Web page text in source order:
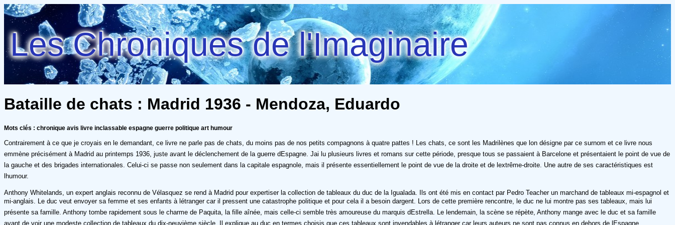
Les Chroniques de l'Imaginaire
Bataille de chats : Madrid 1936 - Mendoza, Eduardo
Mots clés : chronique avis livre inclassable espagne guerre politique art humour
Contrairement à ce que je croyais en le demandant, ce livre ne parle pas de chats, du moins pas de nos petits compagnons à quatre pattes ! Les chats, ce sont les Madrilènes que lon désigne par ce surnom et ce livre nous
emmène précisément à Madrid au printemps 1936, juste avant le déclenchement de la guerre dEspagne. Jai lu plusieurs livres et romans sur cette période, presque tous se passaient à Barcelone et présentaient le point de vue de
la gauche et des brigades internationales. Celui-ci se passe non seulement dans la capitale espagnole, mais il présente essentiellement le point de vue de la droite et de lextrême-droite. Une autre de ses caractéristiques est
lhumour.
Anthony Whitelands, un expert anglais reconnu de Vélasquez se rend à Madrid pour expertiser la collection de tableaux du duc de la Igualada. Ils ont été mis en contact par Pedro Teacher un marchand de tableaux mi-espagnol et
mi-anglais. Le duc veut envoyer sa femme et ses enfants à létranger car il pressent une catastrophe politique et pour cela il a besoin dargent. Lors de cette première rencontre, le duc ne lui montre pas ses tableaux, mais lui
présente sa famille. Anthony tombe rapidement sous le charme de Paquita, la fille aînée, mais celle-ci semble très amoureuse du marquis dEstrella. Le lendemain, la scène se répète, Anthony mange avec le duc et sa famille
avant de voir une modeste collection de tableaux du dix-neuvième siècle. Il explique au duc en termes choisis que ces tableaux sont invendables à létranger car leurs auteurs ne sont pas connus en dehors de lEspagne.